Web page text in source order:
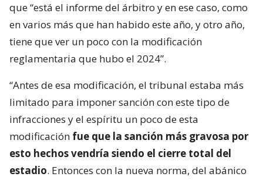
que “está el informe del árbitro y en ese caso, como
en varios más que han habido este año, y otro año,
tiene que ver un poco con la modificación
reglamentaria que hubo el 2024”.
“Antes de esa modificación, el tribunal estaba más
limitado para imponer sanción con este tipo de
infracciones y el espíritu un poco de esta
modificación fue que la sanción más gravosa por
esto hechos vendría siendo el cierre total del
estadio. Entonces con la nueva norma, del abánico